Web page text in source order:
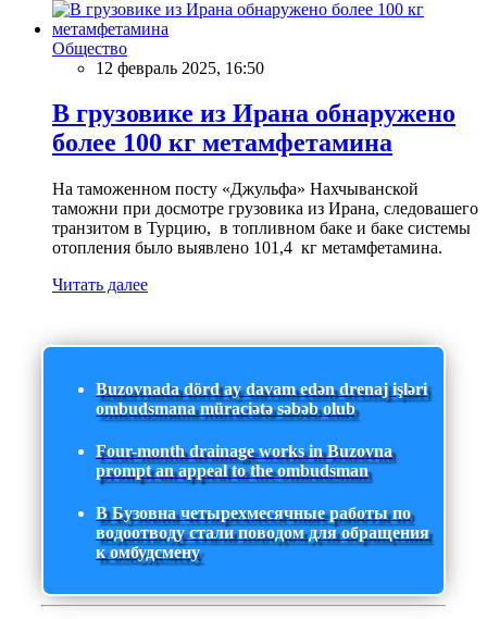
Общество
12 февраль 2025, 16:50
В грузовике из Ирана обнаружено
более 100 кг метамфетамина
На таможенном посту «Джульфа» Нахчыванской
таможни при досмотре грузовика из Ирана, следовашего
транзитом в Турцию, в топливном баке и баке системы
отопления было выявлено 101,4 кг метамфетамина.
Читать далее
Buzovnada dörd ay davam edən drenaj işləri
ombudsmana müraciətə səbəb olub
Four-month drainage works in Buzovna
prompt an appeal to the ombudsman
В Бузовна четырехмесячные работы по
водоотводу стали поводом для обращения
к омбудсмену